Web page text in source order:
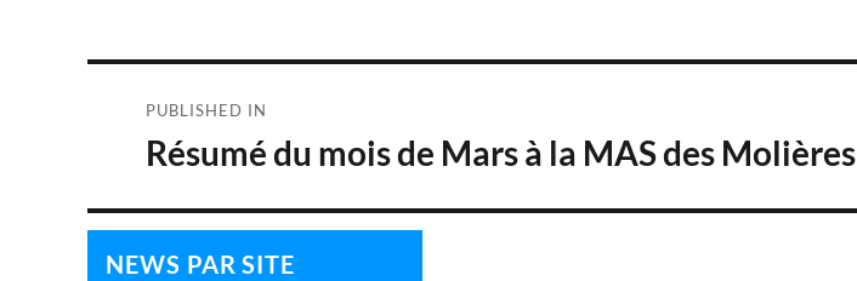
de
PUBLISHED IN
Résumé du mois de Mars à la MAS des Molières
NEWS PAR SITE